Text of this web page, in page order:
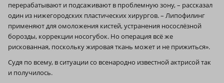
перерабатывают и подсаживают в проблемную зону, – рассказал
один из нижегородских пластических хирургов. – Липофилинг
применяют для омоложения кистей, устранения носослёзной
борозды, коррекции носогубок. Но операция всё же
рискованная, поскольку жировая ткань может и не прижиться».
Судя по всему, в ситуации со всенародно известной актрисой так
и получилось.